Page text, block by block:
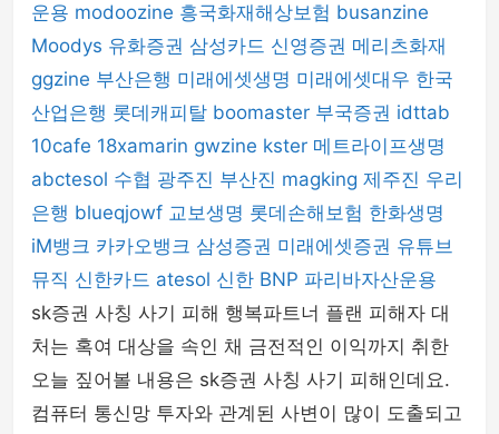
운용 modoozine 흥국화재해상보험 busanzine
Moodys 유화증권 삼성카드 신영증권 메리츠화재
ggzine 부산은행 미래에셋생명 미래에셋대우 한국
산업은행 롯데캐피탈 boomaster 부국증권 idttab
10cafe 18xamarin gwzine kster 메트라이프생명
abctesol 수협 광주진 부산진 magking 제주진 우리
은행 blueqjowf 교보생명 롯데손해보험 한화생명
iM뱅크 카카오뱅크 삼성증권 미래에셋증권 유튜브
뮤직 신한카드 atesol 신한 BNP 파리바자산운용
sk증권 사칭 사기 피해 행복파트너 플랜 피해자 대
처는 혹여 대상을 속인 채 금전적인 이익까지 취한
오늘 짚어볼 내용은 sk증권 사칭 사기 피해인데요.
컴퓨터 통신망 투자와 관계된 사변이 많이 도출되고